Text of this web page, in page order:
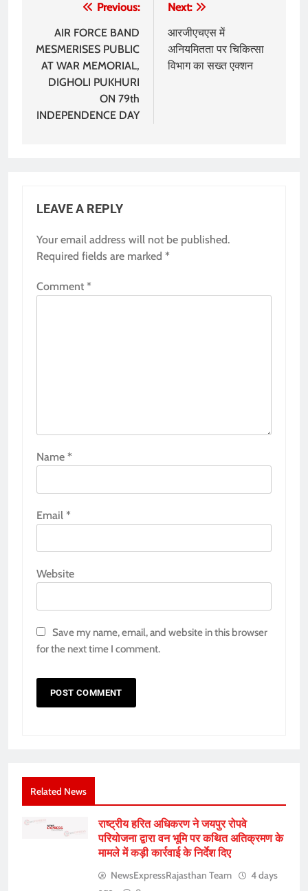
navigation
Previous:
AIR FORCE BAND
MESMERISES PUBLIC
AT WAR MEMORIAL,
DIGHOLI PUKHURI
ON 79th
INDEPENDENCE DAY
Next:
आरजीएचएस में
अनियमितता पर चिकित्सा
विभाग का सख्त एक्शन
LEAVE A REPLY
Your email address will not be published.
Required fields are marked *
Comment *
Name *
Email *
Website
Save my name, email, and website in this browser
for the next time I comment.
Related News
राष्ट्रीय हरित अधिकरण ने जयपुर रोपवे
परियोजना द्वारा वन भूमि पर कथित अतिक्रमण के
मामले में कड़ी कार्रवाई के निर्देश दिए
NewsExpressRajasthan Team
4 days